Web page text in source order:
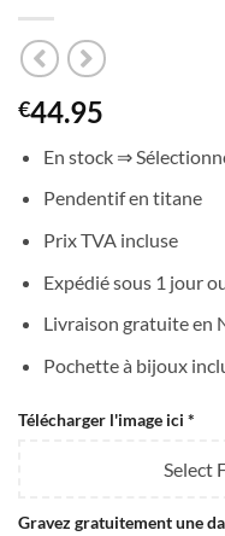
€44.95
En stock ⇒
Pendentif en titane
Prix TVA incluse
Expédié sous 1 jour
Livraison gratuite en
Pochette à bijoux
Télécharger l'image ici *
Select
Gravez gratuitement une